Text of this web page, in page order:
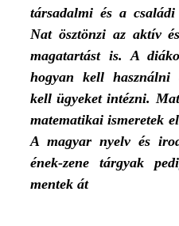
társadalmi és a
Nat ösztönzi az aktív
magatartást is. A
hogyan kell használni
kell ügyeket intézni.
matematikai ismeretek
A magyar nyelv és
ének-zene tárgyak
mentek át